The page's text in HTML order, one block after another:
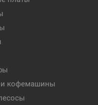
и кофемашины